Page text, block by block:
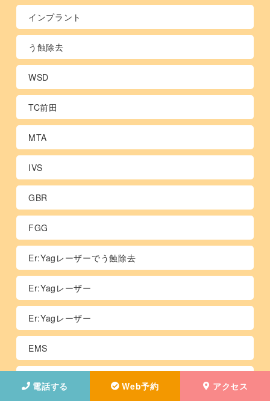
電話する Web予約 アクセス
インプラント
う蝕除去
WSD
TC前田
MTA
IVS
GBR
FGG
Er:Yagレーザーでう蝕除去
Er:Yagレーザー
Er:Yagレーザー
EMS
Dr矢崎